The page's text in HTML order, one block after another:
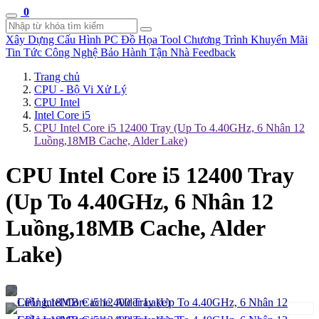
0
Xây Dựng Cấu Hình PC Đồ Họa Tool Chương Trình Khuyến Mãi
Tin Tức Công Nghệ Bảo Hành Tận Nhà Feedback
Trang chủ
CPU - Bộ Vi Xử Lý
CPU Intel
Intel Core i5
CPU Intel Core i5 12400 Tray (Up To 4.40GHz, 6 Nhân 12
Luồng,18MB Cache, Alder Lake)
CPU Intel Core i5 12400 Tray
(Up To 4.40GHz, 6 Nhân 12
Luồng,18MB Cache, Alder
Lake)